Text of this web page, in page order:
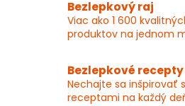
Bezlepkový raj
Viac ako 1 600
produktov na jednom
Bezlepkové recepty
Nechajte sa inšpirovať
receptami na každý